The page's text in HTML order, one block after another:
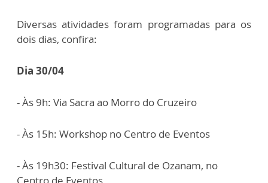
Diversas atividades foram programadas para os
dois dias, confira:
Dia 30/04
- Às 9h: Via Sacra ao Morro do Cruzeiro
- Às 15h: Workshop no Centro de Eventos
- Às 19h30: Festival Cultural de Ozanam, no
Centro de Eventos